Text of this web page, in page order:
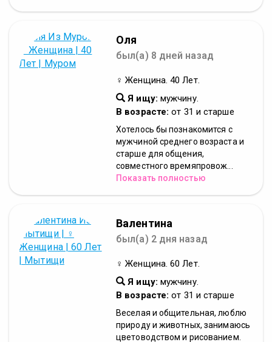
Оля
был(а) 8 дней назад
♀ Женщина. 40 Лет.
Я ищу: мужчину.
В возрасте: от 31 и старше
Хотелось бы познакомится с
мужчиной среднего возраста и
старше для общения,
совместного времяпровож...
Показать полностью
Валентина
был(а) 2 дня назад
♀ Женщина. 60 Лет.
Я ищу: мужчину.
В возрасте: от 31 и старше
Веселая и общительная, люблю
природу и животных, занимаюсь
цветоводством и рисованием.